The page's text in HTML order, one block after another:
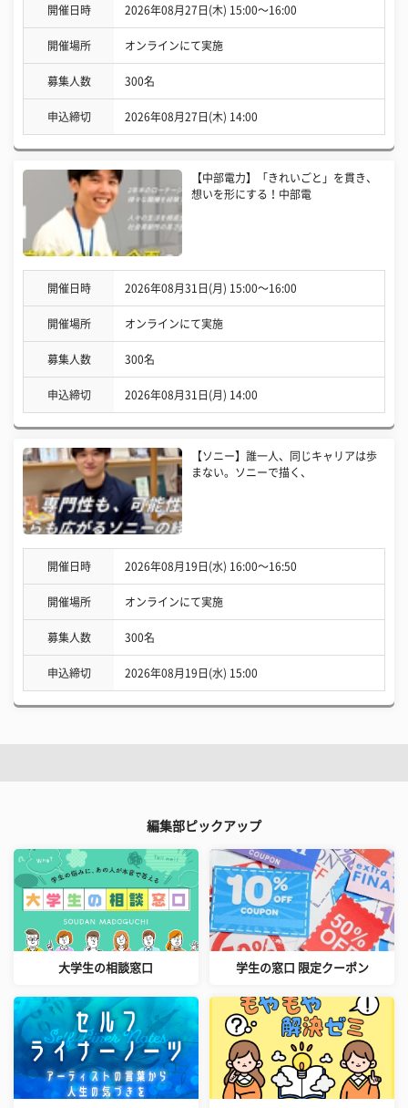
開催日時 2026年08月27日(木) 15:00〜16:00
開催場所 オンラインにて実施
募集人数 300名
申込締切 2026年08月27日(木) 14:00
【中部電力】「きれいごと」を貫き、
想いを形にする！中部電
開催日時 2026年08月31日(月) 15:00〜16:00
開催場所 オンラインにて実施
募集人数 300名
申込締切 2026年08月31日(月) 14:00
【ソニー】誰一人、同じキャリアは歩
まない。ソニーで描く、
開催日時 2026年08月19日(水) 16:00〜16:50
開催場所 オンラインにて実施
募集人数 300名
申込締切 2026年08月19日(水) 15:00
編集部ピックアップ
大学生の相談窓口 学生の窓口 限定クーポン